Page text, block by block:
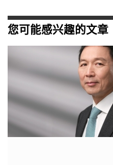
您可能感兴趣的文章